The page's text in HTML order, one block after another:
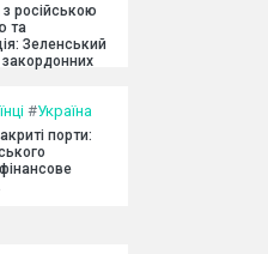
з російською
та
Зеленський
закордонних
#Україна
порти: